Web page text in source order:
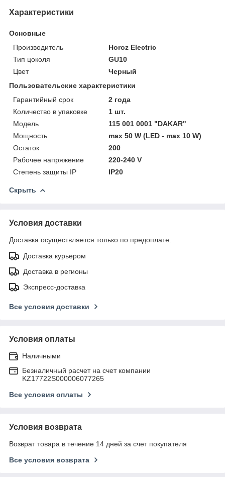
Характеристики
Основные
Производитель
Horoz Electric
Тип цоколя
GU10
Цвет
Черный
Пользовательские характеристики
Гарантийный срок
2 года
Количество в упаковке
1 шт.
Модель
115 001 0001 "DAKAR"
Мощность
max 50 W (LED - max 10 W)
Остаток
200
Рабочее напряжение
220-240 V
Степень защиты IP
IP20
Скрыть
Условия доставки
Доставка осуществляется только по предоплате.
Доставка курьером
Доставка в регионы
Экспресс-доставка
Все условия доставки
Условия оплаты
Наличными
Безналичный расчет на счет компании
KZ17722S000006077265
Все условия оплаты
Условия возврата
Возврат товара в течение 14 дней за счет покупателя
Все условия возврата